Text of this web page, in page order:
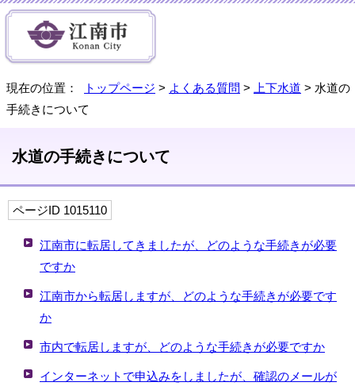
現在の位置： トップページ > よくある質問 > 上下水道 > 水道の
手続きについて
水道の手続きについて
ページID 1015110
江南市に転居してきましたが、どのような手続きが必要
ですか
江南市から転居しますが、どのような手続きが必要です
か
市内で転居しますが、どのような手続きが必要ですか
インターネットで申込みをしましたが、確認のメールが